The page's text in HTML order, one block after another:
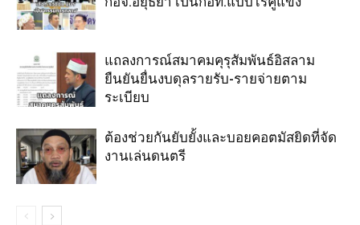
แถลงการณ์สมาคมคุรุสัมพันธ์อิสลาม
ยืนยันยื่นงบดุลรายรับ-รายจ่ายตาม
ระเบียบ
ต้องช่วยกันยับยั้งและบอยคอตมัสยิดที่จัด
งานเล่นดนตรี